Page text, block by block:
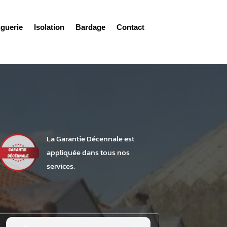
Isolation Bardage Contact
La Garantie Décennale est
appliquée dans tous nos
services.